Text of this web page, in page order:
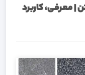
| معرفی، کاربرد